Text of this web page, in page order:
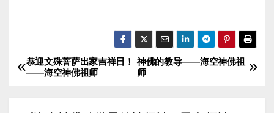
文
神佛的教导——海空神佛祖
师
恭迎文殊菩萨出家吉祥日！
——海空神佛祖师